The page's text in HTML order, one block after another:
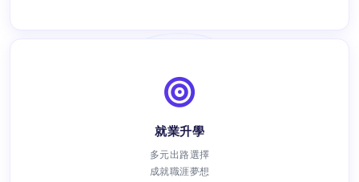
瀏覽次數：
就業升學
多元出路選擇
成就職涯夢想